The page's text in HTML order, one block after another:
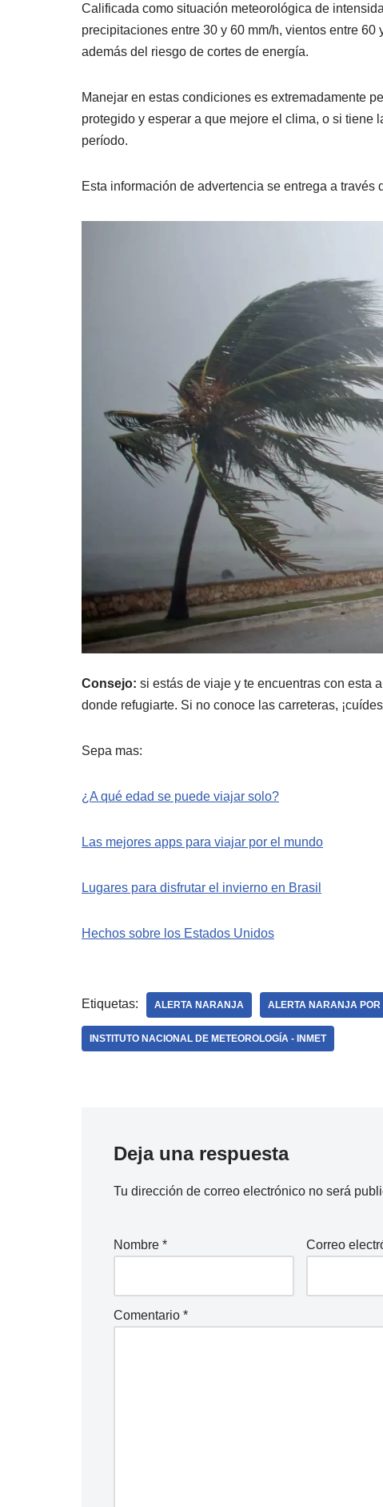
Calificada como situación meteorológica de
precipitaciones entre 30 y 60 mm/h, vientos entre
además del riesgo de cortes de energía.
Manejar en estas condiciones es extremadamente
protegido y esperar a que mejore el clima, o si
período.
Esta información de advertencia se entrega a través
Consejo: si estás de viaje y te encuentras con esta
donde refugiarte. Si no conoce las carreteras,
Sepa mas:
¿A qué edad se puede viajar solo?
Las mejores apps para viajar por el mundo
Lugares para disfrutar el invierno en Brasil
Hechos sobre los Estados Unidos
Etiquetas: ALERTA NARANJA ALERTA NARANJA POR
INSTITUTO NACIONAL DE METEOROLOGÍA - INMET
Deja una respuesta
Tu dirección de correo electrónico no será
Nombre * Correo
Comentario *